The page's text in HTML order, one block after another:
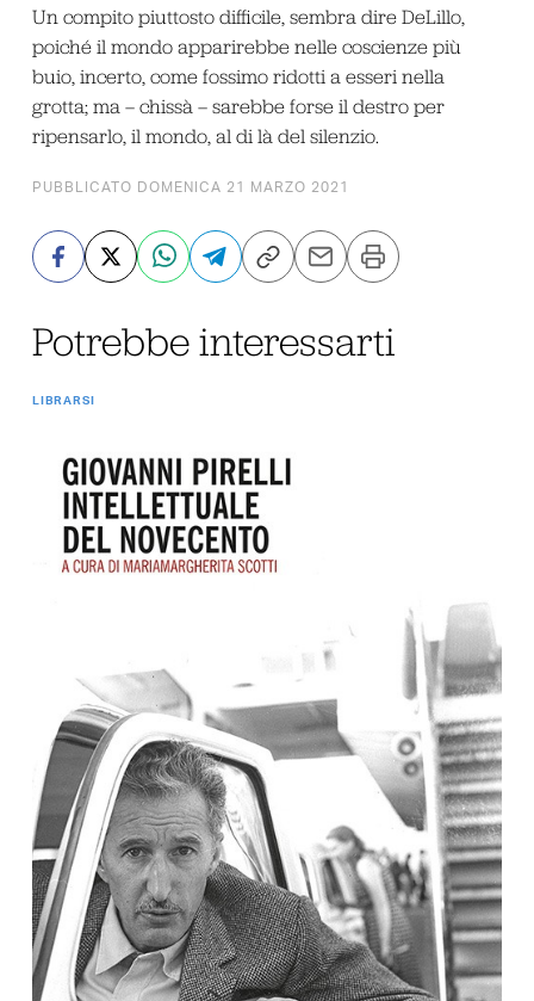
Un compito piuttosto difficile, sembra dire DeLillo,
poiché il mondo apparirebbe nelle coscienze più
buio, incerto, come fossimo ridotti a esseri nella
grotta; ma – chissà – sarebbe forse il destro per
ripensarlo, il mondo, al di là del silenzio.
PUBBLICATO DOMENICA 21 MARZO 2021
Potrebbe interessarti
LIBRARSI